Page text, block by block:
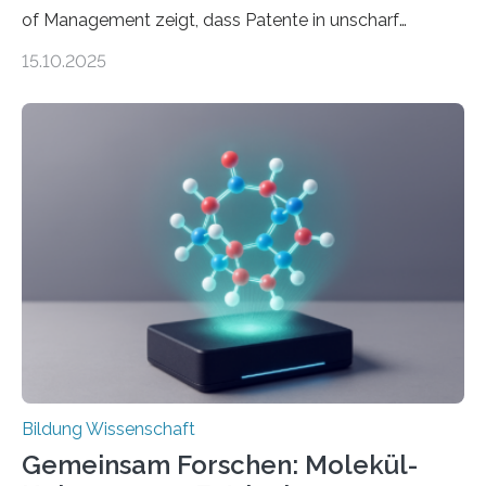
of Management zeigt, dass Patente in unscharf
häufiger zu bahnbrechenden Innovationen führen und
Erfindungen entstehen besonders dann, wenn
Wissenskategorien verschwimmen. Das zeigt neue
Forschung von Gianluca Carnabuci, Professor of
Organizational Behavior an der ESMT Berlin, und
Balázs Kovács, Professor an der Yale School of
Management. Die Forscher kommen zu dem Schluss,
dass Patente…
15.10.2025
Bildung Wissenschaft
Gemeinsam Forschen: Molekül-